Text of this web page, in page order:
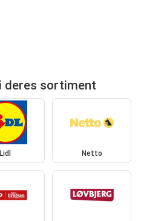
deres sortiment
Lidl Netto